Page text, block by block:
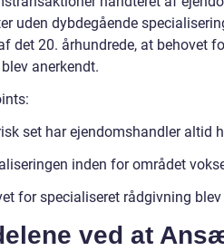
uden dybdegående
det 20. århundrede, at behovet
anerkendt.
set har ejendomshandler altid
inden for området
for specialiseret rådgivning blev
ved at